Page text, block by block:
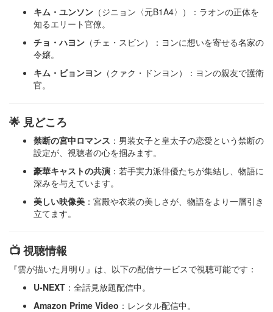
キム・ユンソン （ジニョン〈元B1A4〉）：​ラオンの正体を
知るエリート官僚。
チョ・ハヨン （チェ・スビン）：​ヨンに想いを寄せる名家の
令嬢。
キム・ビョンヨン （クァク・ドンヨン）：​ヨンの親友で護衛
官。​
🌟 見どころ
禁断の宮中ロマンス ：​男装女子と皇太子の恋愛という禁断の
設定が、視聴者の心を掴みます。
豪華キャストの共演 ：​若手実力派俳優たちが集結し、物語に
深みを与えています。
美しい映像美 ：​宮殿や衣装の美しさが、物語をより一層引き
立てます。​
📺 視聴情報
『雲が描いた月明り』は、以下の配信サービスで視聴可能です：​
U-NEXT ：全話見放題配信中。
Amazon Prime Video ：レンタル配信中。